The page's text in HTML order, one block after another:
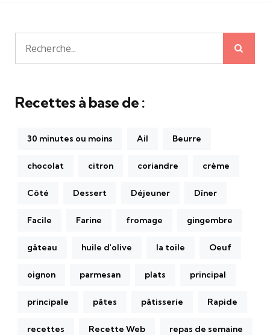
Recherche
pour:
Recettes à base de :
30 minutes ou moins Ail Beurre
chocolat citron coriandre crème
Côté Dessert Déjeuner Dîner
Facile Farine fromage gingembre
gâteau huile d'olive la toile Oeuf
oignon parmesan plats principal
principale pâtes pâtisserie Rapide
recettes Recette Web repas de semaine